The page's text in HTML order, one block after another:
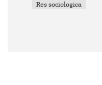
Res sociologica